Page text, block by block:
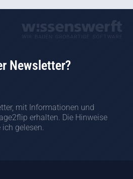
Newsletter?
mit Informationen und
erhalten. Die Hinweise
gelesen.